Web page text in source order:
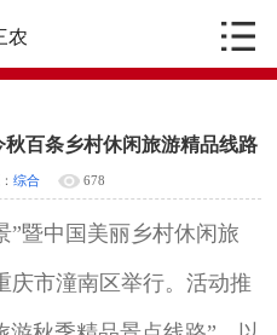
农
百条乡村休闲旅游精品线路
综合 678
”暨中国美丽乡村休闲旅
庆市潼南区举行。活动推